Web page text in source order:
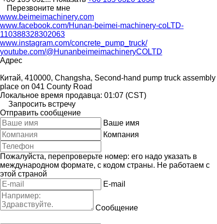
Перезвоните мне
www.beimeimachinery.com
www.facebook.com/Hunan-beimei-machinery-coLTD-
110388328302063
www.instagram.com/concrete_pump_truck/
youtube.com/@HunanbeimeimachineryCOLTD
Адрес
Китай, 410000, Changsha, Second-hand pump truck assembly
place on 041 County Road
Локальное время продавца: 01:07 (CST)
Запросить встречу
Отправить сообщение
Ваше имя
Компания
Пожалуйста, перепроверьте номер: его надо указать в
международном формате, с кодом страны. Не работаем с
этой страной
E-mail
Сообщение